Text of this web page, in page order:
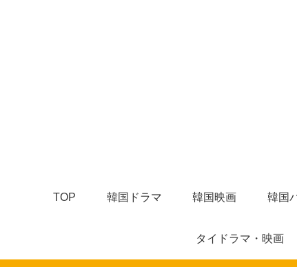
TOP 韓国ドラマ 韓国映画 韓国
タイドラマ・映画